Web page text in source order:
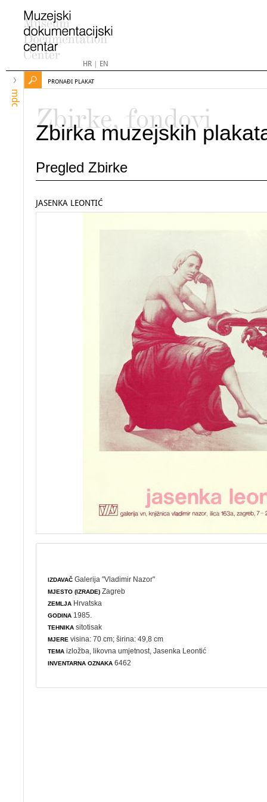
HR| EN
mdc
PRONAĐI PLAKAT
Zbirke, fondovi
Zbirka muzejskih
Pregled Zbirke
JASENKA LEONTIĆ
IZDAVAČ Galerija "Vladimir Nazor"
MJESTO (IZRADE) Zagreb
ZEMLJA Hrvatska
GODINA 1985.
TEHNIKA sitotisak
MJERE visina: 70 cm; širina: 49,8 cm
TEMA izložba ,likovna umjetnost , Jasenka Leontić
INVENTARNA OZNAKA 6462